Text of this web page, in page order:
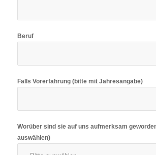
Beruf
Falls Vorerfahrung (bitte mit Jahresangabe)
Worüber sind sie auf uns aufmerksam
auswählen)